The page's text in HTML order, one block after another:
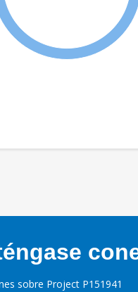
sobre Project P151941